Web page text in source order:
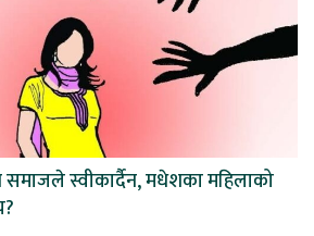
समाजले स्वीकार्दैन, मधेशका महिलाको